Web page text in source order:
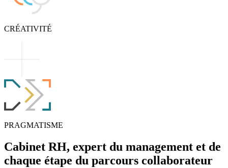
CRÉATIVITÉ
PRAGMATISME
Cabinet RH, expert du management et de
chaque étape du parcours collaborateur